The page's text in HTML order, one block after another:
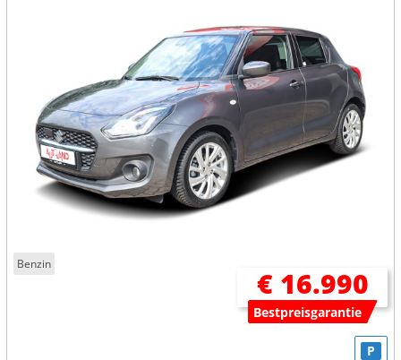
Benzin
€ 16.990
Bestpreisgarantie
P